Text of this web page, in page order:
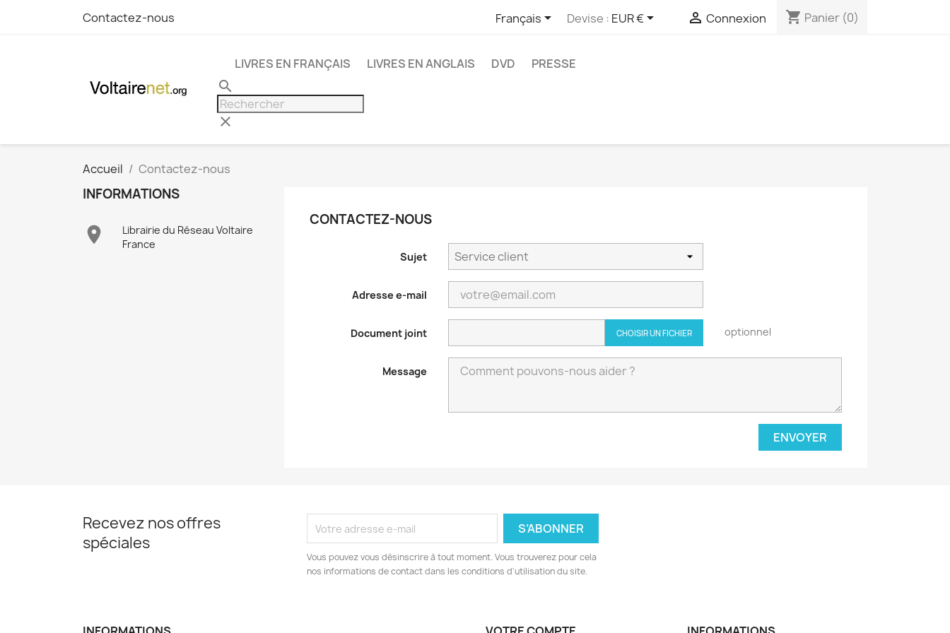
Contactez-nous Français Devise : EUR €  Connexion shopping_cart Panier (0)
LIVRES EN FRANÇAIS LIVRES EN ANGLAIS DVD PRESSE
search
clear
Accueil Contactez-nous
INFORMATIONS

Librairie du Réseau Voltaire
France
CONTACTEZ-NOUS
Sujet
Adresse e-mail
Document joint CHOISIR UN FICHIER optionnel
Message
Recevez nos offres
spéciales
Vous pouvez vous désinscrire à tout moment. Vous trouverez pour cela
nos informations de contact dans les conditions d'utilisation du site.